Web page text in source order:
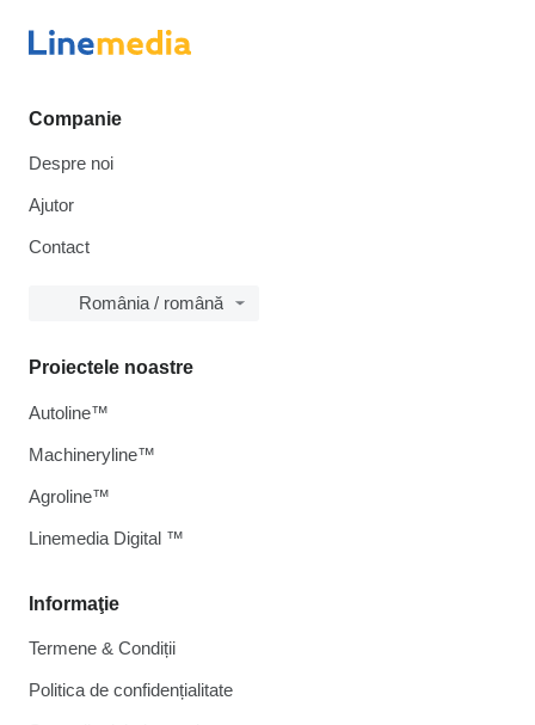
Companie
Despre noi
Ajutor
Contact
România / română
Informaţie
Termene & Condiții
Politica de confidențialitate
Proiectele noastre
Autoline™
Machineryline™
Agroline™
Linemedia Digital ™